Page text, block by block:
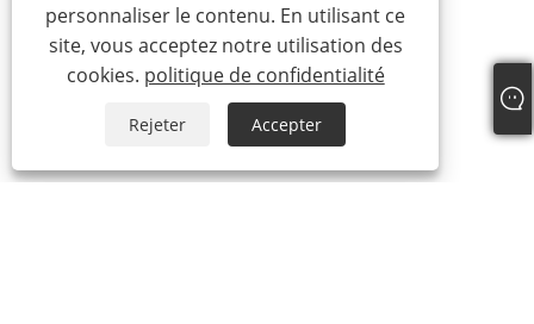
personnaliser le contenu. En utilisant ce
site, vous acceptez notre utilisation des
cookies. politique de confidentialité
Rejeter Accepter